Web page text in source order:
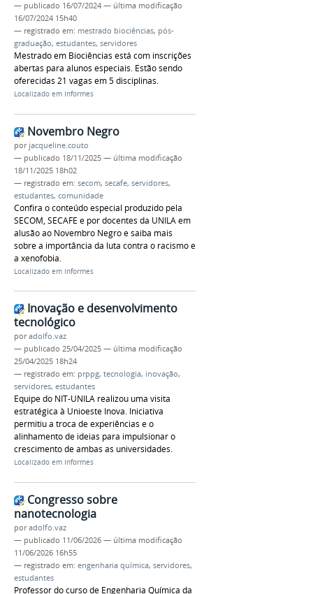
— publicado 16/07/2024 — última modificação
16/07/2024 15h40
— registrado em: mestrado biociências, pós-
graduação, estudantes, servidores
Mestrado em Biociências está com inscrições
abertas para alunos especiais. Estão sendo
oferecidas 21 vagas em 5 disciplinas.
Localizado em Informes
Novembro Negro
por jacqueline.couto
— publicado 18/11/2025 — última modificação
18/11/2025 18h02
— registrado em: secom, secafe, servidores,
estudantes, comunidade
Confira o conteúdo especial produzido pela
SECOM, SECAFE e por docentes da UNILA em
alusão ao Novembro Negro e saiba mais
sobre a importância da luta contra o racismo e
a xenofobia.
Localizado em Informes
Inovação e desenvolvimento
tecnológico
poradolfo.vaz
— publicado 25/04/2025 — última modificação
25/04/2025 18h24
— registrado em: prppg, tecnologia, inovação,
servidores, estudantes
Equipe do NIT-UNILA realizou uma visita
estratégica à Unioeste Inova. Iniciativa
permitiu a troca de experiências e o
alinhamento de ideias para impulsionar o
crescimento de ambas as universidades.
Localizado em Informes
Congresso sobre
nanotecnologia
poradolfo.vaz
— publicado 11/06/2026 — última modificação
11/06/2026 16h55
— registrado em: engenharia química, servidores,
estudantes
Professor do curso de Engenharia Química da